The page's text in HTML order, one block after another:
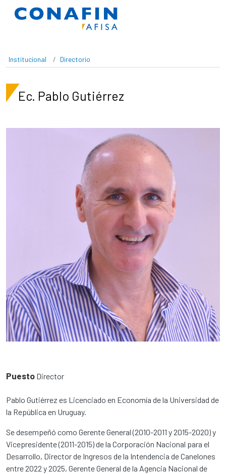
Pasar al contenido principal
Institucional Directorio
Ec. Pablo Gutiérrez
Puesto Director
Pablo Gutiérrez es Licenciado en Economía de la Universidad de
la República en Uruguay.
Se desempeñó como Gerente General (2010-2011 y 2015-2020) y
Vicepresidente (2011-2015) de la Corporación Nacional para el
Desarrollo, Director de Ingresos de la Intendencia de Canelones
entre 2022 y 2025, Gerente General de la Agencia Nacional de